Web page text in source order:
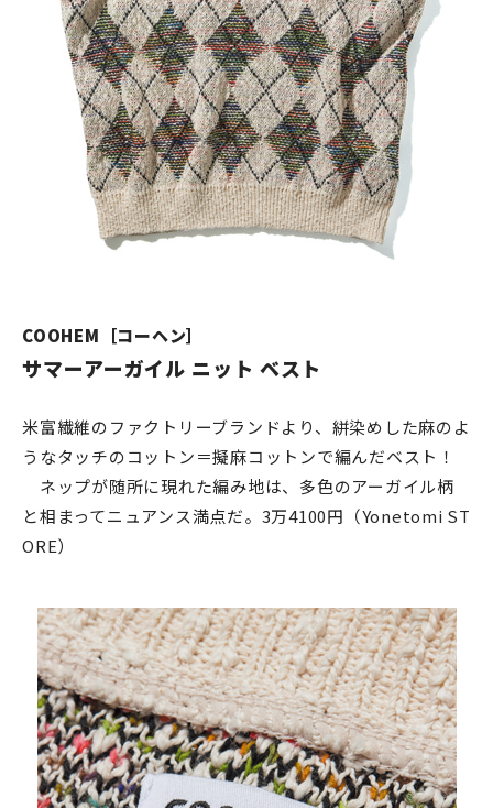
COOHEM［コーヘン］
サマーアーガイル ニット ベスト
米富繊維のファクトリーブランドより、絣染めした麻のよ
うなタッチのコットン＝擬麻コットンで編んだベスト！
ネップが随所に現れた編み地は、多色のアーガイル柄
と相まってニュアンス満点だ。3万4100円（Yonetomi ST
ORE）